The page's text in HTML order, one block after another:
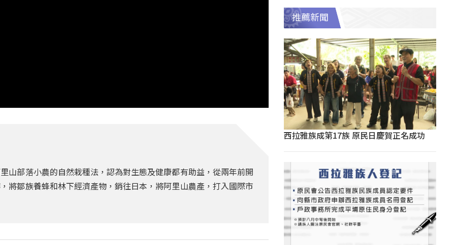
山部落小農的自然栽種法，認為對生態及健康都有助益，從兩年前開
將鄒族養蜂和林下經濟產物，銷往日本，將阿里山農產，打入國際市
推薦新聞
西拉雅族成第17族 原民日慶賀正名成功